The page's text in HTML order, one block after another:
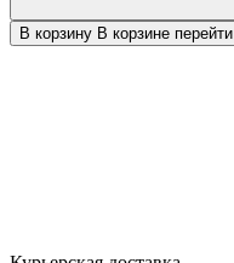
В корзину В корзине перейти